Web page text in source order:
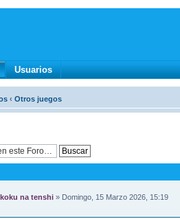
Usuarios
‹ Otros juegos
na tenshi » Domingo, 15 Marzo 2026, 15:19